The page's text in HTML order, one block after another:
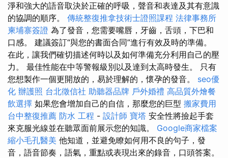
淨和強大的語音取決於正確的呼吸，聲音和表達及其有意識
的協調的順序。 傳統整復推拿技術士證照課程 法律事務所
柬埔寨簽證 為了發音，您需要嘴唇，牙齒，舌頭，下巴和
口感。 建議簽訂“與您的書面合同”進行有效及時的準備。
在此，讓我們確切描述何時以及如何準備充分利用自己的壓
力。 最佳性能在中等警報級別以及達到太高時發生。 只有
您想製作一個更開放的，易於理解的，懷孕的發音。 seo優
化 辦護照 台北徵信社 助聽器品牌 戶外婚禮 高品質外燴餐
飲選擇 如果您會增加自己的自信，那麼您的巨型 搬家費用
台中整復推薦 防水 工程 - 設計師 寶塔 安全性將撿起手套
來克服光線並在聽眾面前展示您的知識。 Google商家檔案
縮小毛孔醫美 他知道，並避免瞭如何用不良的句子，發
音，語音節奏，語氣，重點或表現出來的錄音，口頭答案。